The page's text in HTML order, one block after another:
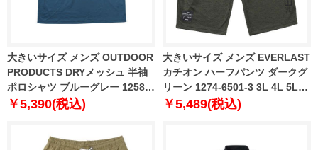
大きいサイズ メンズ OUTDOOR
PRODUCTS DRYメッシュ 半袖
ポロシャツ ブルーグレー 1258-
6217-3 3L 4L 5L 6L 7L 8L
￥5,390(税込)
大きいサイズ メンズ EVERLAST
カチオン ハーフパンツ ダークグ
リーン 1274-6501-3 3L 4L 5L
6L
￥5,489(税込)